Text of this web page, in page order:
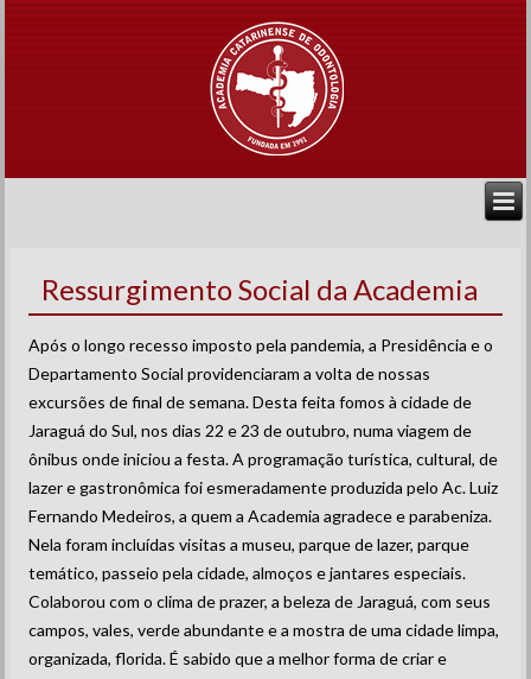
Ressurgimento Social da Academia
Após o longo recesso imposto pela pandemia, a Presidência e o
Departamento Social providenciaram a volta de nossas
excursões de final de semana. Desta feita fomos à cidade de
Jaraguá do Sul, nos dias 22 e 23 de outubro, numa viagem de
ônibus onde iniciou a festa. A programação turística, cultural, de
lazer e gastronômica foi esmeradamente produzida pelo Ac. Luiz
Fernando Medeiros, a quem a Academia agradece e parabeniza.
Nela foram incluídas visitas a museu, parque de lazer, parque
temático, passeio pela cidade, almoços e jantares especiais.
Colaborou com o clima de prazer, a beleza de Jaraguá, com seus
campos, vales, verde abundante e a mostra de uma cidade limpa,
organizada, florida. É sabido que a melhor forma de criar e